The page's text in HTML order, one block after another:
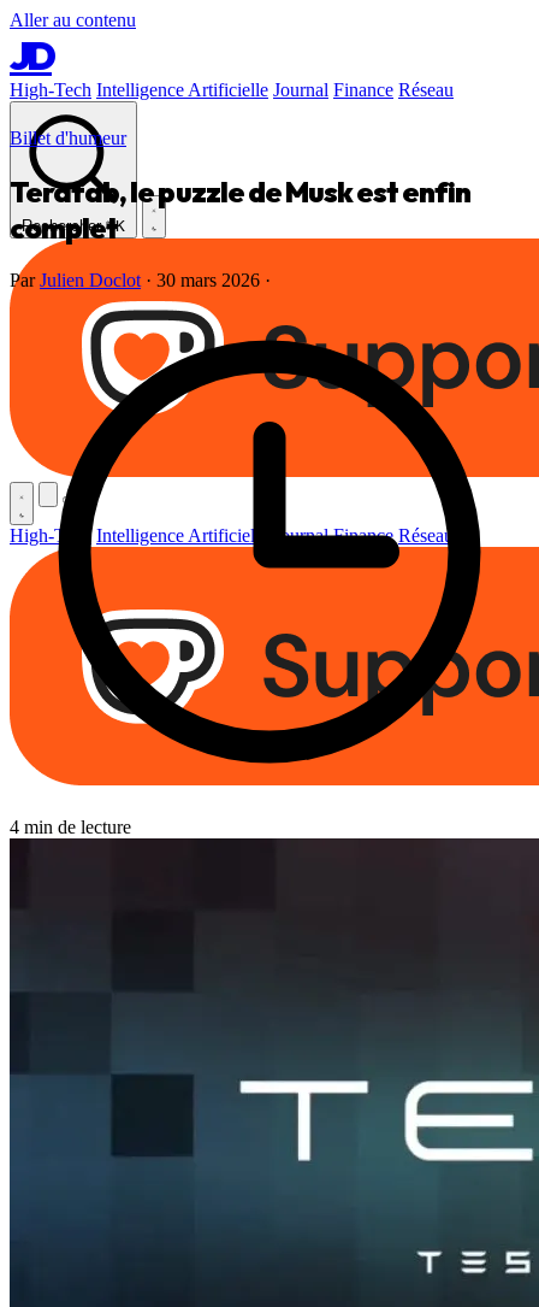
Aller au contenu
JD
High-Tech Intelligence Artificielle Journal Finance Réseau
Rechercher ⌘K
High-Tech Intelligence Artificielle Journal Finance Réseau
Billet d'humeur
Terafab, le puzzle de Musk est enfin
complet
ParJulien Doclot · 30 mars 2026 ·
4 min de lecture